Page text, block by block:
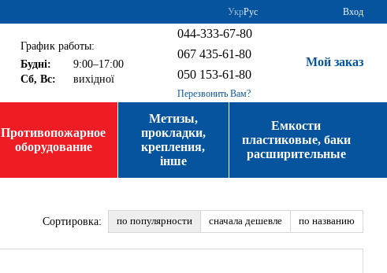
УкрРус Вход
График работы:
Будні:
9:00–17:00
Сб, Вс:
вихідної
044-333-67-80
067 435-61-80
050 153-61-80
Перезвонить Вам?
Мой заказ
Противопожарное
оборудование
Метизы,
прокладки,
крепления,
інше
Емкости
пластиковые, баки
расширительные
Сортировка: по популярности сначала дешевле по названию